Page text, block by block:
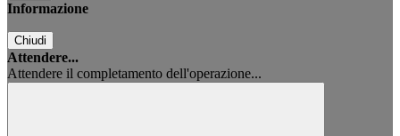
Informazione
Chiudi
Attendere...
Attendere il completamento dell'operazione...